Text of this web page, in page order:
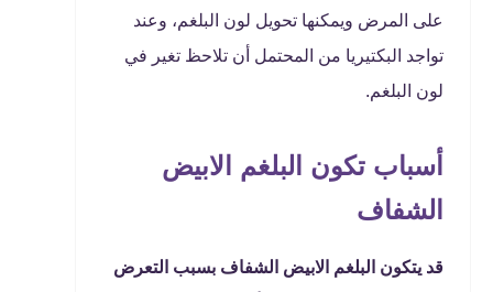
على المرض ويمكنها تحويل لون البلغم، وعند
تواجد البكتيريا من المحتمل أن تلاحظ تغير في
لون البلغم.
أسباب تكون البلغم الابيض
الشفاف
قد يتكون البلغم الابيض الشفاف بسبب التعرض